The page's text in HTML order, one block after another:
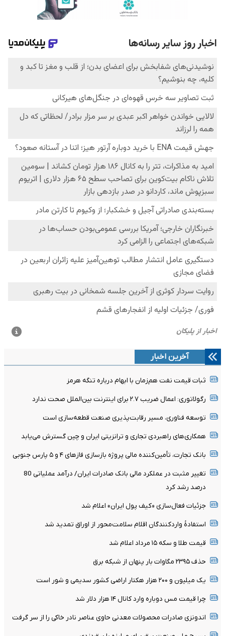
آخرین اخبار
ثبات قیمت نفت هم‌زمان با ابهام درباره تنگه هرمز
رگولاتوری: اعمال ضریب ۲.۷ برای اینترنت بین‌الملل صحت ندارد
توسعه فناوری، مسیر رقابت‌پذیری صنعت قطعه‌سازی است
همکاری‌های راهبردی تجاری و ترانزیتی ایران و چین گسترش می‌یابد
بانک تجارت، تأمین‌کننده مالی پروژه بازسازی فازهای ۴ و ۵ پارس جنوبی
تغییر مثبت در عملکرد مالی بانک صادرات ایران/ درآمد عملیاتی 80
درصد رشد کرد
جزئیات فعال‌سازی «کیف پول ایران» اعلام شد
استفادۀ واردکنندگان اقلام سلامت‌محور از اوراق تمدید شد
قیمت طلا و سکه ۱۵ مرداد اعلام شد
حذف ۲۳۹۵ مگاوات بار پنهان از شبکه برق
یک میلیون و ۲۰۰ هزار هکتار اراضی کشور سدیمی و شور است
چرا قیمت مس دوباره وارد کانال ۱۴ هزار دلار شد
اندونزی صادرات محصولات معدنی حاوی عناصر نادر خاکی را از سر گرفت